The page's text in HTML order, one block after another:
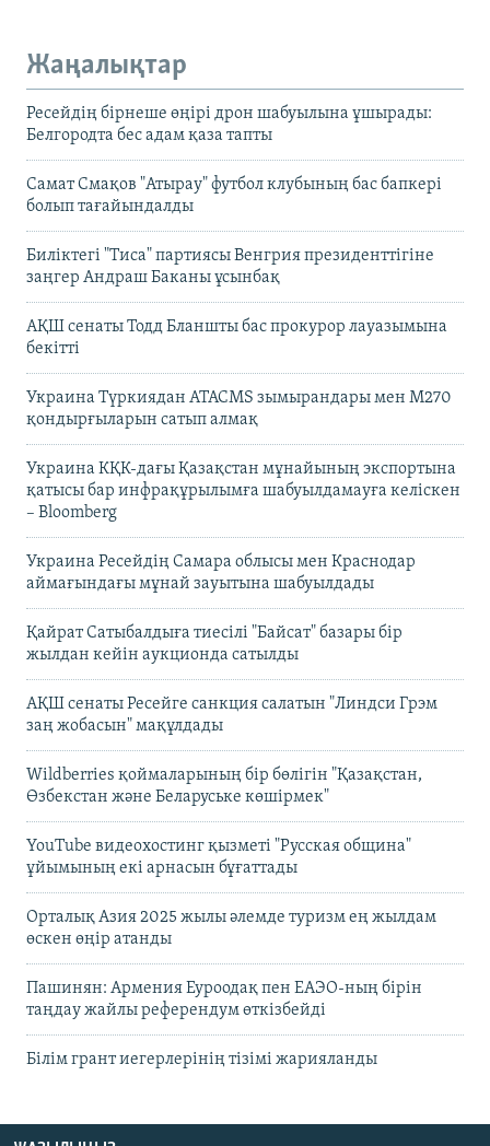
Жаңалықтар
Ресейдің бірнеше өңірі дрон шабуылына ұшырады:
Белгородта бес адам қаза тапты
Самат Смақов "Атырау" футбол клубының бас бапкері
болып тағайындалды
Биліктегі "Тиса" партиясы Венгрия президенттігіне
заңгер Андраш Баканы ұсынбақ
АҚШ сенаты Тодд Бланшты бас прокурор лауазымына
бекітті
Украина Түркиядан ATACMS зымырандары мен M270
қондырғыларын сатып алмақ
Украина КҚК-дағы Қазақстан мұнайының экспортына
қатысы бар инфрақұрылымға шабуылдамауға келіскен
– Bloomberg
Украина Ресейдің Самара облысы мен Краснодар
аймағындағы мұнай зауытына шабуылдады
Қайрат Сатыбалдыға тиесілі "Байсат" базары бір
жылдан кейін аукционда сатылды
АҚШ сенаты Ресейге санкция салатын "Линдси Грэм
заң жобасын" мақұлдады
Wildberries қоймаларының бір бөлігін "Қазақстан,
Өзбекстан және Беларуське көшірмек"
YouTube видеохостинг қызметі "Русская община"
ұйымының екі арнасын бұғаттады
Орталық Азия 2025 жылы әлемде туризм ең жылдам
өскен өңір атанды
Пашинян: Армения Еуроодақ пен ЕАЭО-ның бірін
таңдау жайлы референдум өткізбейді
Білім грант иегерлерінің тізімі жарияланды